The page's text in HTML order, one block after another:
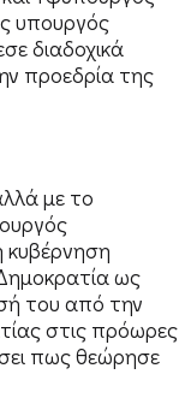
υπουργός
διαδοχικά
προεδρία της
με το
κυβέρνηση
ως
του από την
στις πρόωρες
πως θεώρησε